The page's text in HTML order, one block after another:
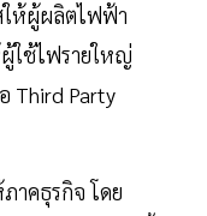
ให้ผู้ผลิตไฟฟ้า
ใช้ไฟรายใหญ่
Third Party
าคธุรกิจ โดย